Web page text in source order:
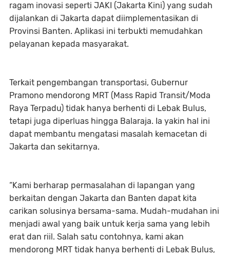
ragam inovasi seperti JAKI (Jakarta Kini) yang sudah
dijalankan di Jakarta dapat diimplementasikan di
Provinsi Banten. Aplikasi ini terbukti memudahkan
pelayanan kepada masyarakat.
Terkait pengembangan transportasi, Gubernur
Pramono mendorong MRT (Mass Rapid Transit/Moda
Raya Terpadu) tidak hanya berhenti di Lebak Bulus,
tetapi juga diperluas hingga Balaraja. Ia yakin hal ini
dapat membantu mengatasi masalah kemacetan di
Jakarta dan sekitarnya.
“Kami berharap permasalahan di lapangan yang
berkaitan dengan Jakarta dan Banten dapat kita
carikan solusinya bersama-sama. Mudah-mudahan ini
menjadi awal yang baik untuk kerja sama yang lebih
erat dan riil. Salah satu contohnya, kami akan
mendorong MRT tidak hanya berhenti di Lebak Bulus,